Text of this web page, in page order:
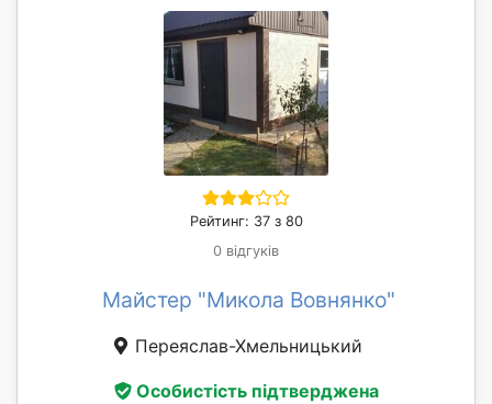
Рейтинг: 37 з 80
0 відгуків
Майстер "Микола Вовнянко"
Переяслав-Хмельницький
Особистість підтверджена